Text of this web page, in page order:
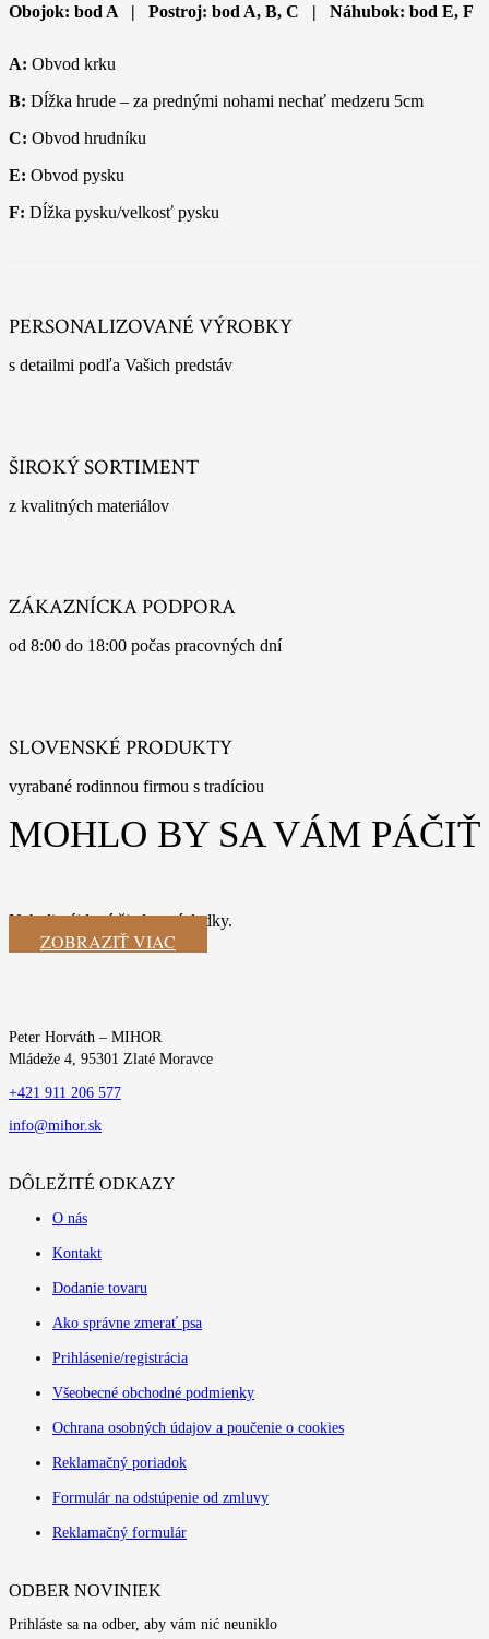
Obojok: bod A | Postroj: bod A, B, C | Náhubok: bod E, F
A: Obvod krku
B: Dĺžka hrude – za prednými nohami nechať medzeru 5cm
C: Obvod hrudníku
E: Obvod pysku
F: Dĺžka pysku/velkosť pysku
PERSONALIZOVANÉ VÝROBKY
s detailmi podľa Vašich predstáv
ŠIROKÝ SORTIMENT
z kvalitných materiálov
ZÁKAZNÍCKA PODPORA
od 8:00 do 18:00 počas pracovných dní
SLOVENSKÉ PRODUKTY
vyrabané rodinnou firmou s tradíciou
MOHLO BY SA VÁM PÁČIŤ
Neboli nájdené žiadne výsledky.
ZOBRAZIŤ VIAC
Peter Horváth – MIHOR
Mládeže 4, 95301 Zlaté Moravce
+421 911 206 577
info@mihor.sk
DÔLEŽITÉ ODKAZY
O nás
Kontakt
Dodanie tovaru
Ako správne zmerať psa
Prihlásenie/registrácia
Všeobecné obchodné podmienky
Ochrana osobných údajov a poučenie o cookies
Reklamačný poriadok
Formulár na odstúpenie od zmluvy
Reklamačný formulár
ODBER NOVINIEK
Prihláste sa na odber, aby vám nić neuniklo